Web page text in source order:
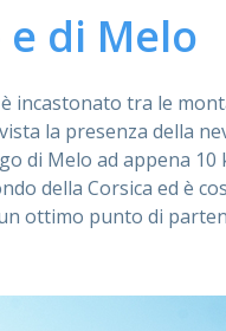
di Melo
incastonato tra le
la presenza della
di Melo ad appena
della Corsica ed è
ottimo punto di